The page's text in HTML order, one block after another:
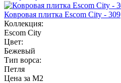
Ковровая плитка Escom City - 309
Коллекция:
Escom City
Цвет:
Бежевый
Тип ворса:
Петля
Цена за М2